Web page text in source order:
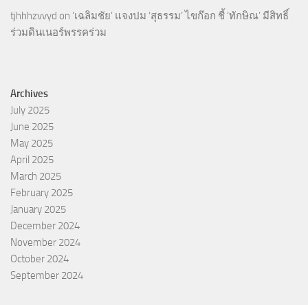
tjhhhzvvyd on ‘เฉลิมชัย’ แจงปม ‘สุธรรม’ ไขก๊อก ชี้ ‘ทักษิณ’ มีสิทธิ์
ร่วมดินเนอร์พรรคร่วม
Archives
July 2025
June 2025
May 2025
April 2025
March 2025
February 2025
January 2025
December 2024
November 2024
October 2024
September 2024